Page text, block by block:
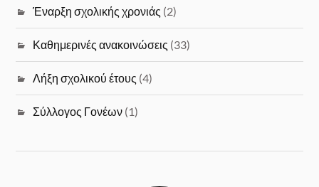
Έναρξη σχολικής χρονιάς (2)
Καθημερινές ανακοινώσεις (33)
Λήξη σχολικού έτους (4)
Σύλλογος Γονέων (1)